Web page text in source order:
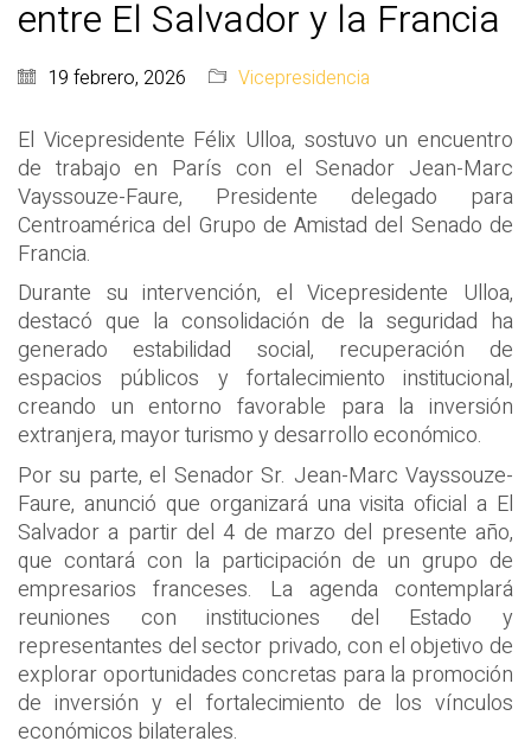
entre El Salvador y la Francia
19 febrero, 2026 Vicepresidencia
El Vicepresidente Félix Ulloa, sostuvo un encuentro
de trabajo en París con el Senador Jean-Marc
Vayssouze-Faure, Presidente delegado para
Centroamérica del Grupo de Amistad del Senado de
Francia.
Durante su intervención, el Vicepresidente Ulloa,
destacó que la consolidación de la seguridad ha
generado estabilidad social, recuperación de
espacios públicos y fortalecimiento institucional,
creando un entorno favorable para la inversión
extranjera, mayor turismo y desarrollo económico.
Por su parte, el Senador Sr. Jean-Marc Vayssouze-
Faure, anunció que organizará una visita oficial a El
Salvador a partir del 4 de marzo del presente año,
que contará con la participación de un grupo de
empresarios franceses. La agenda contemplará
reuniones con instituciones del Estado y
representantes del sector privado, con el objetivo de
explorar oportunidades concretas para la promoción
de inversión y el fortalecimiento de los vínculos
económicos bilaterales.